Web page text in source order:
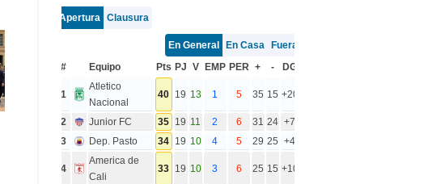
Apertura Clausura
En General En Casa
Fuera
#
Equipo Pts PJ V EMP PER + - DG
1
Atletico
Nacional
40 19 13 1 5 35 15 +20
2 Junior FC 35 19 11 2 6 31 24 +7
3
Dep. Pasto 34 19 10 4 5 29 25 +4
4
America de
Cali
33 19 10 3 6 25 15 +10